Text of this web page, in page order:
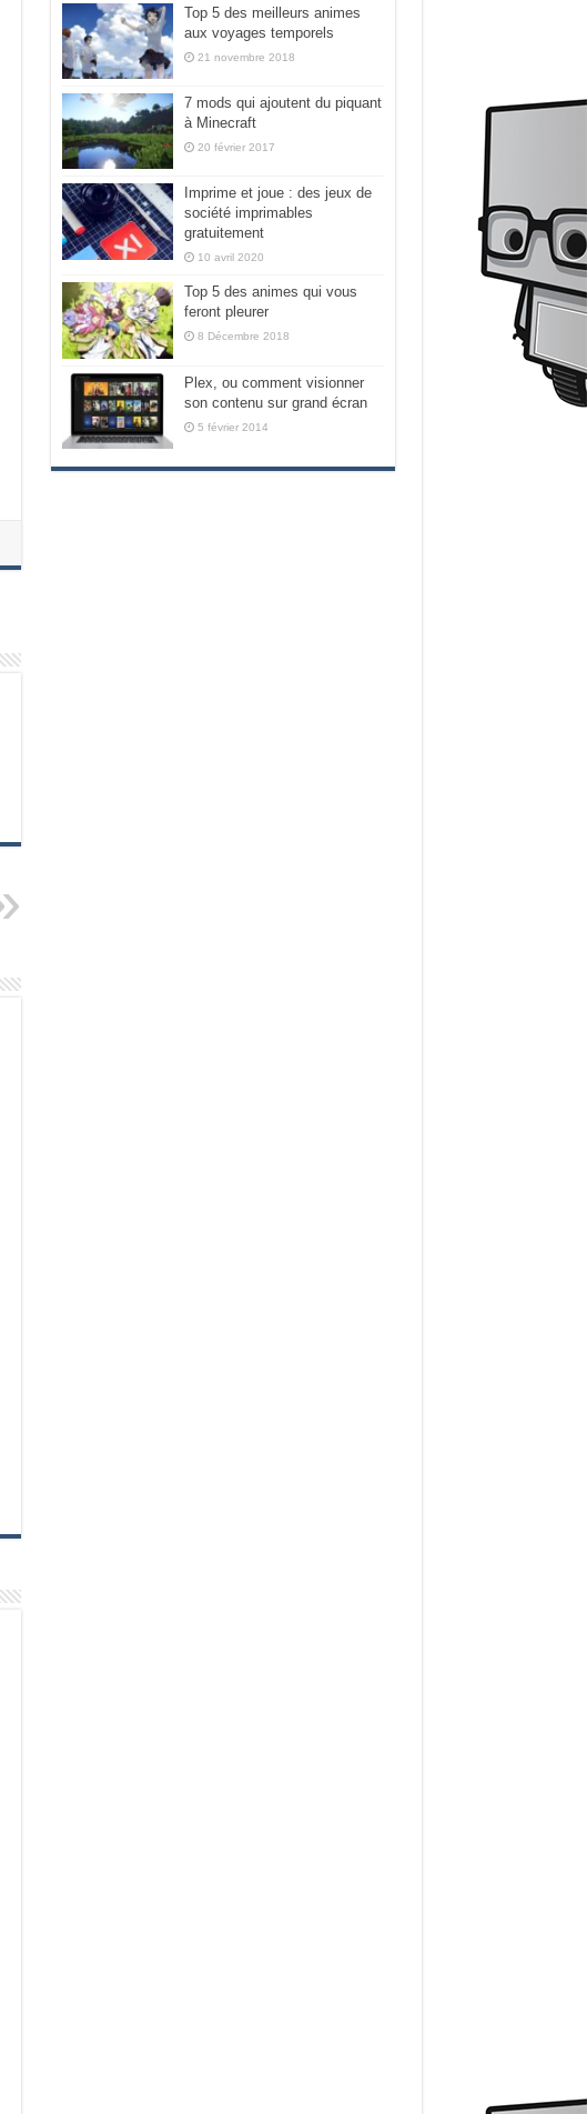
Top 5 des meilleurs animes
aux voyages temporels
21 novembre 2018
7 mods qui ajoutent du piquant
à Minecraft
20 février 2017
Imprime et joue : des jeux de
société imprimables
gratuitement
10 avril 2020
Top 5 des animes qui vous
feront pleurer
8 Décembre 2018
Plex, ou comment visionner
son contenu sur grand écran
5 février 2014